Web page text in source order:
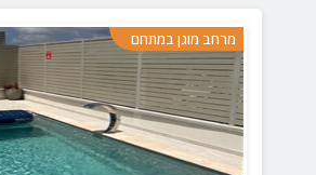
מרחב מוגן במתחם